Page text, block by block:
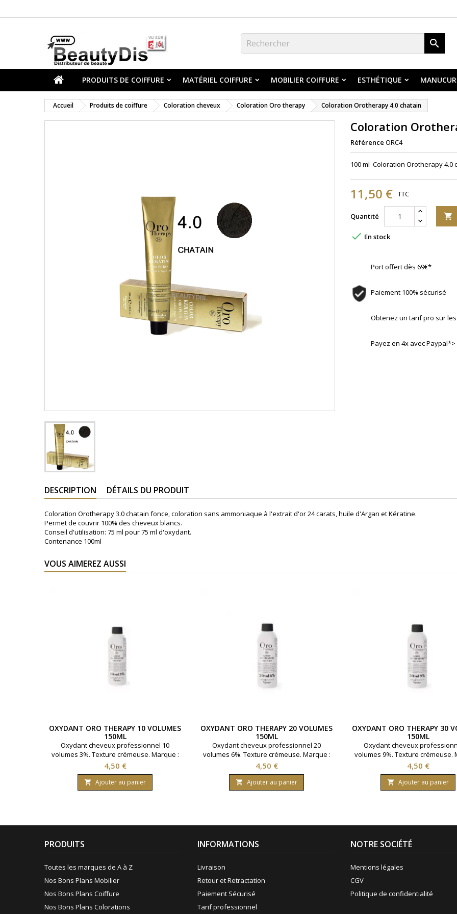

PRODUITS DE COIFFURE MATÉRIEL COIFFURE MOBILIER COIFFURE ESTHÉTIQUE
Accueil Produits de coiffure Coloration cheveux Coloration Oro therapy Coloration Orotherapy 4.0 chatain
Coloration
Référence ORC4
100 ml Coloration Orotherapy 4.0
11,50 € TTC
Quantité 
 En stock
Port offert dès 69€*
Paiement 100% sécurisé
Obtenez un tarif pro sur
Payez en 4x avec Paypal*>
DESCRIPTION DÉTAILS DU PRODUIT
Coloration Orotherapy 3.0 chatain fonce, coloration sans ammoniaque à l'extrait d'or 24 carats, huile d'Argan et Kératine.
Permet de couvrir 100% des cheveux blancs.
Conseil d'utilisation: 75 ml pour 75 ml d'oxydant.
Contenance 100ml
VOUS AIMEREZ AUSSI
OXYDANT ORO THERAPY 10 VOLUMES
150ML
Oxydant cheveux professionnel 10
volumes 3%. Texture crémeuse. Marque :
Oro Therapy. Contenance : 150 ml.
Prix
4,50 €
 Ajouter au panier
OXYDANT ORO THERAPY 20 VOLUMES
150ML
Oxydant cheveux professionnel 20
volumes 6%. Texture crémeuse. Marque :
Oro Therapy. Contenance : 150 ml.
Prix
4,50 €
 Ajouter au panier
OXYDANT ORO THERAPY 30
150ML
Oxydant cheveux
volumes 9%. Texture crémeuse.
Oro Therapy. Contenance :
Prix
4,50 €
 Ajouter au panier
PRODUITS
Toutes les marques de A à Z
Nos Bons Plans Mobilier
Nos Bons Plans Coiffure
Nos Bons Plans Colorations
INFORMATIONS
Livraison
Retour et Retractation
Paiement Sécurisé
Tarif professionnel
NOTRE SOCIÉTÉ
Mentions légales
CGV
Politique de confidentialité